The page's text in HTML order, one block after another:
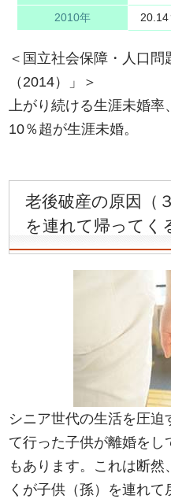
2010年 20.14
＜国立社会保障・人口
（2014）」＞
上がり続ける生涯未婚
10％超が生涯未婚。
老後破産の原因（
を連れて帰ってく
シニア世代の生活を圧迫
て行った子供が離婚をし
もあります。これは断
くが子供（孫）を連れて